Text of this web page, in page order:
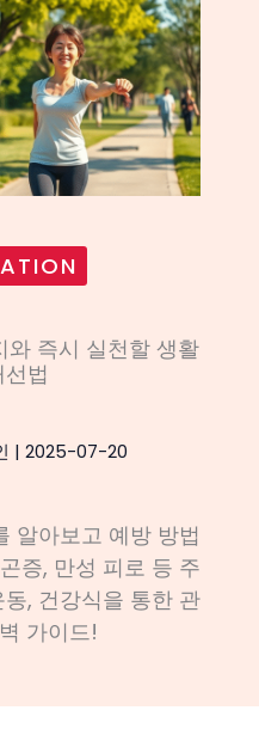
와 즉시 실천할 생활
법
| 2025-07-20
알아보고 예방 방법
증, 만성 피로 등 주
, 건강식을 통한 관
가이드!